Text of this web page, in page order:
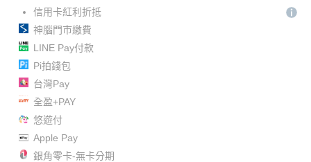
信用卡紅利折抵
神腦門市繳費
LINE Pay付款
Pi拍錢包
台灣Pay
全盈+PAY
悠遊付
Apple Pay
銀角零卡-無卡分期